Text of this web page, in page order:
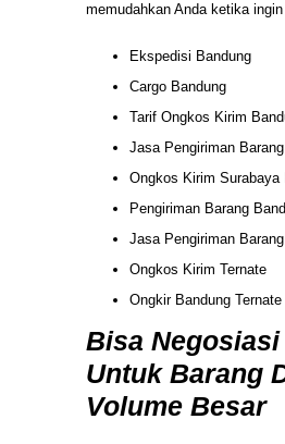
memudahkan Anda ketika
Ekspedisi Bandung
Cargo Bandung
Tarif Ongkos Kirim
Jasa Pengiriman
Ongkos Kirim Surabaya
Pengiriman Barang
Jasa Pengiriman Barang
Ongkos Kirim Ternate
Ongkir Bandung Ternate
Bisa Negosiasi
Untuk Barang
Volume Besar